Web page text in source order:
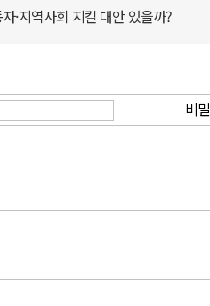
·지역사회 지킬 대안 있을까?
비